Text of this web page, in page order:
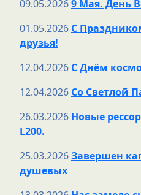
09.05.20269 Мая. День
01.05.2026 С
друзья!
12.04.2026 С Днём
12.04.2026 Со Светлой
26.03.2026 Новые
L200.
25.03.2026Завершен
душевых